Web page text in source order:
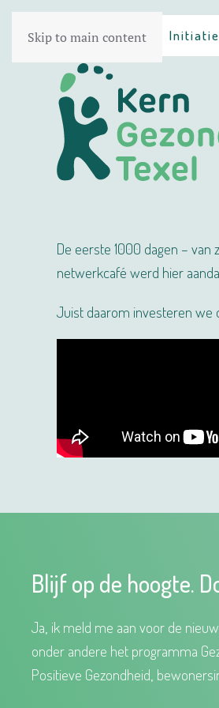
Skip to main content
Home
De eerste 1000 dagen –
netwerkcafé werd hier
Juist daarom investeren we
Blijf op de hoogte.
Ja, ik meld me aan voor de
onder andere het programma
Positieve Gezondheid,